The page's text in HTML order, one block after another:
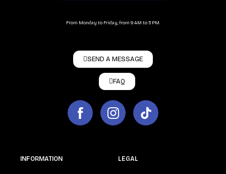
From Monday to Friday, from 9 AM to 5 PM.
SEND A MESSAGE
FAQ
INFORMATION LEGAL